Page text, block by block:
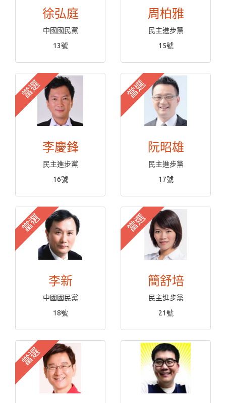
徐弘庭
中國國民黨
13號
周柏雅
民主進步黨
15號
當選
李慶鋒
民主進步黨
16號
當選
阮昭雄
民主進步黨
17號
當選
李新
中國國民黨
18號
當選
簡舒培
民主進步黨
21號
當選